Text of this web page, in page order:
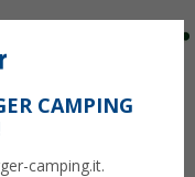
CAMPING
camping.it.